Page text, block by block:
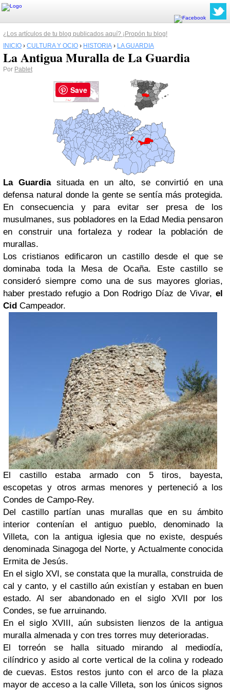
¿Los artículos de tu blog publicados aquí? ¡Propón tu blog!
INICIO › CULTURA Y OCIO › HISTORIA › LA GUARDIA
La Antigua Muralla de La Guardia
Por Pablet
La Guardiasituada en un alto, se convirtió en una
defensa natural donde la gente se sentía más protegida.
En consecuencia y para evitar ser presa de los
musulmanes, sus pobladores en la Edad Media pensaron
en construir una fortaleza y rodear la población de
murallas.
Los cristianos edificaron un castillo desde el que se
dominaba toda la Mesa de Ocaña. Este castillo se
consideró siempre como una de sus mayores glorias,
haber prestado refugio a Don Rodrigo Díaz de Vivar, el
Cid Campeador.
El castillo estaba armado con 5 tiros, bayesta,
escopetas y otros armas menores y perteneció a los
Condes de Campo-Rey.
Del castillo partían unas murallas que en su ámbito
interior contenían el antiguo pueblo, denominado la
Villeta, con la antigua iglesia que no existe, después
denominada Sinagoga del Norte, y Actualmente conocida
Ermita de Jesús.
En el siglo XVI, se constata que la muralla, construida de
cal y canto, y el castillo aún existían y estaban en buen
estado. Al ser abandonado en el siglo XVII por los
Condes, se fue arruinando.
En el siglo XVIII, aún subsisten lienzos de la antigua
muralla almenada y con tres torres muy deterioradas.
El torreón se halla situado mirando al mediodía,
cilíndrico y asido al corte vertical de la colina y rodeado
de cuevas. Estos restos junto con el arco de la plaza
mayor de acceso a la calle Villeta, son los únicos signos
Save